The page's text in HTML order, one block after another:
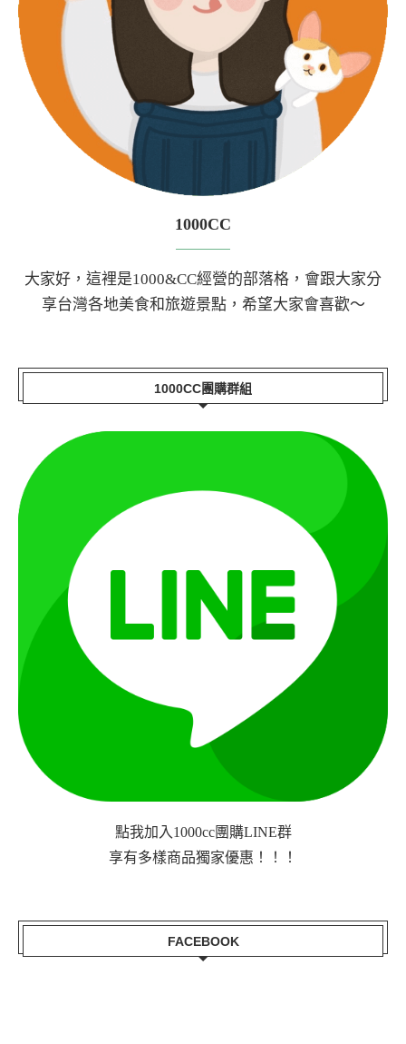
1000CC
大家好，這裡是1000&CC經營的部落格，會跟大家分
享台灣各地美食和旅遊景點，希望大家會喜歡～
1000CC團購群組
點我加入1000cc團購LINE群
享有多樣商品獨家優惠！！！
FACEBOOK